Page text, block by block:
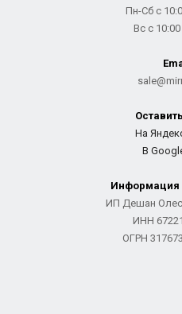
Пн-Сб с
Вс с
На
В
Информация
ИП Дешан
ИНН
ОГРН